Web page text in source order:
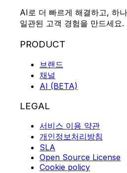
AI로 더 빠르게 해결하고, 하
일관된 고객 경험을 만드세요.
PRODUCT
브랜드
채널
AI (BETA)
LEGAL
서비스 이용 약관
개인정보처리방침
SLA
Open Source License
Cookie policy